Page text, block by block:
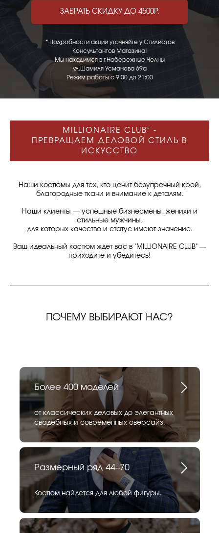
* Подробности акции уточняйте у Стилистов
Консультантов Магазина!
Мы находимся в г.Набережные Челны
ул.Шамиля Усманова 69а
Режим работы с 9:00 до 21:00
ЗАБРАТЬ СКИДКУ ДО 4500Р.
MILLIONAIRE CLUB" -
ПРЕВРАЩАЕМ ДЕЛОВОЙ СТИЛЬ В
ИСКУССТВО
Наши костюмы для тех, кто ценит безупречный крой,
благородные ткани и внимание к деталям.
Наши клиенты — успешные бизнесмены, женихи и
стильные мужчины,
для которых качество и статус имеют значение.
Ваш идеальный костюм ждет вас в "MILLIONAIRE CLUB" —
приходите и убедитесь!
ПОЧЕМУ ВЫБИРАЮТ НАС?
Более 400 моделей
от классических деловых до элегантных
свадебных и современных оверсайз.
Размерный ряд 44–70
Костюм найдется для любой фигуры.